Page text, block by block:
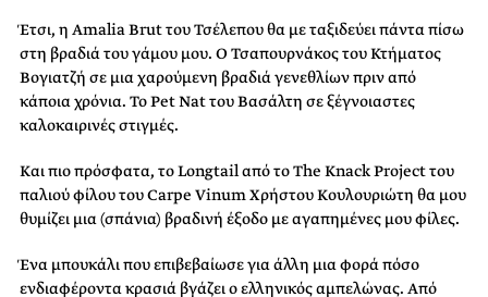
Έτσι, η AmaliaBrutτου Τσέλεπου θα με ταξιδεύει πάντα πίσω
στη βραδιά του γάμου μου. Ο Τσαπουρνάκος του Κτήματος
Βογιατζή σε μια χαρούμενη βραδιά γενεθλίων πριν από
κάποια χρόνια. ΤοPetNatτου Βασάλτη σε ξέγνοιαστες
καλοκαιρινές στιγμές.
Και πιο πρόσφατα, τοLongtailαπό τοThe KnackProjectτου
παλιού φίλου τουCarpe VinumΧρήστου Κουλουριώτη θα μου
θυμίζει μια (σπάνια) βραδινή έξοδο με αγαπημένες μου φίλες.
Ένα μπουκάλι που επιβεβαίωσε για άλλη μια φορά πόσο
ενδιαφέροντα κρασιά βγάζει ο ελληνικός αμπελώνας. Aπό